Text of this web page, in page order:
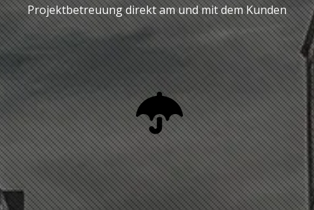
Projektbetreuung direkt am und mit dem Kunden